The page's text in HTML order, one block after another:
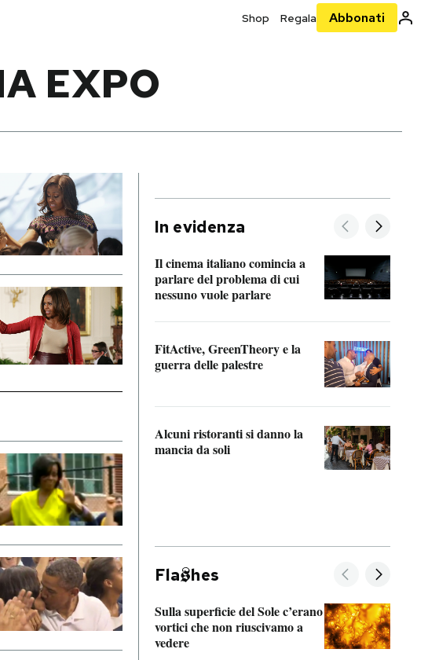
Shop Regala Abbonati
EXPO
In evidenza
Il cinema italiano comincia a
parlare del problema di cui
nessuno vuole parlare
FitActive, GreenTheory e la
guerra delle palestre
Alcuni ristoranti si danno la
mancia da soli
Fla hes
Sulla superficie del Sole c’erano
vortici che non riuscivamo a
vedere